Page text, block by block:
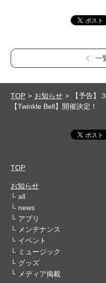
一
TOP お知らせ
【予告】
【Twinkle Bell】開催決定！
TOP
お知らせ
all
news
アプリ
メンテナンス
イベント
ミュージック
グッズ
メディア掲載